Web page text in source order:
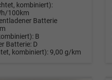
kombiniert):
100km
Batterie
B
Batterie: D
kombiniert):9,00 g/km